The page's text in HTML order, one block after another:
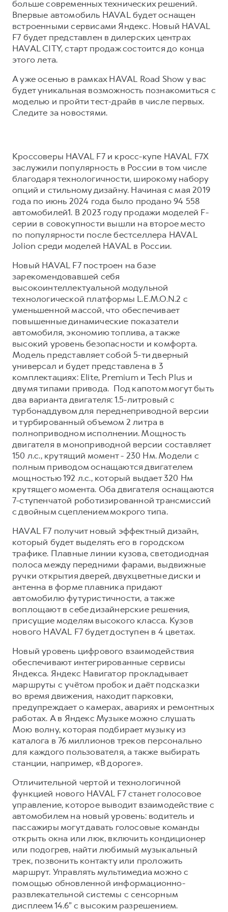
HAVAL Лизинг
АКСЕССУАРЫ HAVAL
Коллекция CITY
Коллекция Базовая
Коллекция Детская
АКСЕССУАРЫ HAVAL
Автомобильные аксессуары
Коллекция CITY
Коллекция Детская
больше современных технических решений.
Впервые автомобиль HAVAL будет оснащен
встроенными сервисами Яндекс. Новый HAVAL
F7 будет представлен в дилерских центрах
HAVAL CITY, старт продаж состоится до конца
этого лета.
А уже осенью в рамках HAVAL Road Show у вас
будет уникальная возможность познакомиться с
моделью и пройти тест-драйв в числе первых.
Следите за новостями.
Кроссоверы HAVAL F7 и кросс-купе HAVAL F7X
заслужили популярность в России в том числе
благодаря технологичности, широкому набору
опций и стильному дизайну. Начиная с мая 2019
года по июнь 2024 года было продано 94 558
автомобилей1. В 2023 году продажи моделей F-
серии в совокупности вышли на второе место
по популярности после бестселлера HAVAL
Jolion среди моделей HAVAL в России.
Новый HAVAL F7 построен на базе
зарекомендовавшей себя
высокоинтеллектуальной модульной
технологической платформы L.E.M.O.N.2 с
уменьшенной массой, что обеспечивает
повышенные динамические показатели
автомобиля, экономию топлива, а также
высокий уровень безопасности и комфорта.
Модель представляет собой 5-ти дверный
универсал и будет представлена в 3
комплектациях: Elite, Premium и Tech Plus и
двумя типами привода. Под капотом могут быть
два варианта двигателя: 1.5-литровый с
турбонаддувом для переднеприводной версии
и турбированный объемом 2 литра в
полноприводном исполнении. Мощность
двигателя в моноприводной версии составляет
150 л.с., крутящий момент - 230 Нм. Модели с
полным приводом оснащаются двигателем
мощностью 192 л.с., который выдает 320 Нм
крутящего момента. Оба двигателя оснащаются
7-ступенчатой роботизированной трансмиссий
с двойным сцеплением мокрого типа.
HAVAL F7 получит новый эффектный дизайн,
который будет выделять его в городском
трафике. Плавные линии кузова, светодиодная
полоса между передними фарами, выдвижные
ручки открытия дверей, двухцветные диски и
антенна в форме плавника придают
автомобилю футуристичности, а также
воплощают в себе дизайнерские решения,
присущие моделям высокого класса. Кузов
нового HAVAL F7 будет доступен в 4 цветах.
Новый уровень цифрового взаимодействия
обеспечивают интегрированные сервисы
Яндекса. Яндекс Навигатор прокладывает
маршруты с учётом пробок и даёт подсказки
во время движения, находит парковки,
предупреждает о камерах, авариях и ремонтных
работах. А в Яндекс Музыке можно слушать
Мою волну, которая подбирает музыку из
каталога в 76 миллионов треков персонально
для каждого пользователя, а также выбирать
станции, например, «В дороге».
Отличительной чертой и технологичной
функцией нового HAVAL F7 станет голосовое
управление, которое выводит взаимодействие с
автомобилем на новый уровень: водитель и
пассажиры могут давать голосовые команды
открыть окна или люк, включить кондиционер
или подогрев, найти любимый музыкальный
трек, позвонить контакту или проложить
маршрут. Управлять мультимедиа можно с
помощью обновленной информационно-
развлекательной системы с сенсорным
дисплеем 14.6” с высоким разрешением.